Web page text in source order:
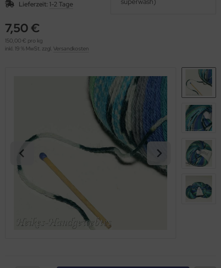
Lieferzeit: 1-2 Tage
7,50 €
150,00 € pro kg
inkl. 19 % MwSt. zzgl. Versandkosten